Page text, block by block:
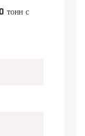
тонн с